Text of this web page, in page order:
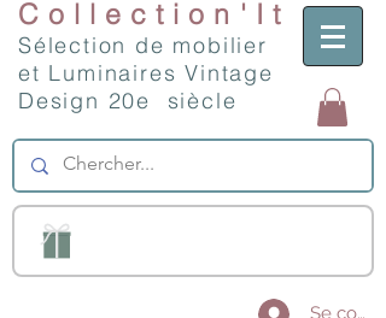
Collection'It
Sélection de mobilier
et Luminaires Vintage
Design 20e siècle
Se